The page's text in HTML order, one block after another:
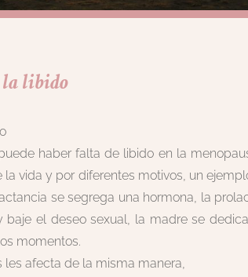
libido
haber falta de libido en la
vida y por diferentes motivos, un
se segrega una hormona, la
baje el deseo sexual, la madre se
momentos.
les afecta de la misma manera,